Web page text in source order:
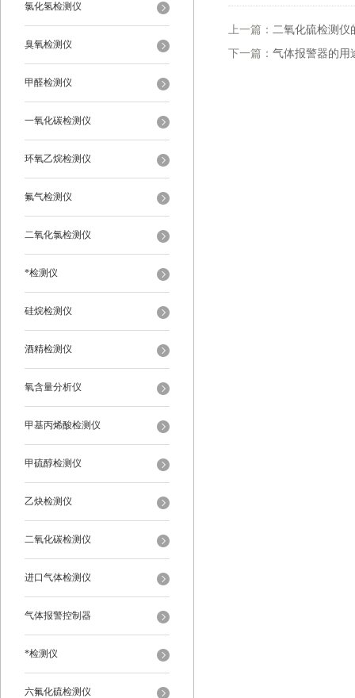
氯化氢检测仪
臭氧检测仪
甲醛检测仪
一氧化碳检测仪
环氧乙烷检测仪
氟气检测仪
二氧化氯检测仪
*检测仪
硅烷检测仪
酒精检测仪
氧含量分析仪
甲基丙烯酸检测仪
甲硫醇检测仪
乙炔检测仪
二氧化碳检测仪
进口气体检测仪
气体报警控制器
*检测仪
六氟化硫检测仪
上一篇： 二氧化硫检测仪
下一篇： 气体报警器的用